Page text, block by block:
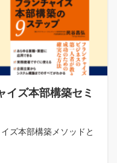
イズ本部構築セミ
ズ本部構築メソッドと